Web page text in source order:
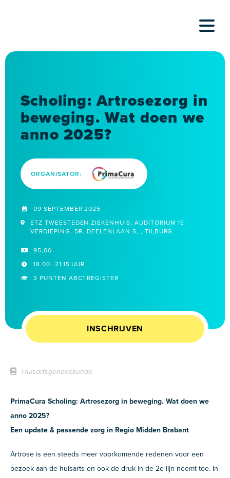
Scholing: Artrosezorg in
beweging. Wat doen we
anno 2025?
ORGANISATOR:
09 SEPTEMBER 2025
ETZ TWEESTEDEN ZIEKENHUIS, AUDITORIUM 1E
VERDIEPING, DR. DEELENLAAN 5, , TILBURG
95,00
18.00 -21.15 UUR
3 PUNTEN ABC1 REGISTER
INSCHRIJVEN
Huisartsgeneeskunde
PrimaCura Scholing: Artrosezorg in beweging. Wat doen we
anno 2025?
Een update & passende zorg in Regio Midden Brabant
Artrose is een steeds meer voorkomende redenen voor een
bezoek aan de huisarts en ook de druk in de 2e lijn neemt toe. In